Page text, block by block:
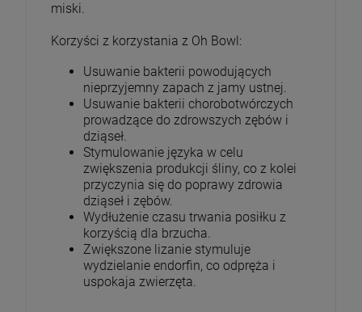
miski.
Korzyści z korzystania z Oh Bowl:
Usuwanie bakterii powodujących
nieprzyjemny zapach z jamy ustnej.
Usuwanie bakterii chorobotwórczych
prowadzące do zdrowszych zębów i
dziąseł.
Stymulowanie języka w celu
zwiększenia produkcji śliny, co z kolei
przyczynia się do poprawy zdrowia
dziąseł i zębów.
Wydłużenie czasu trwania posiłku z
korzyścią dla brzucha.
Zwiększone lizanie stymuluje
wydzielanie endorfin, co odpręża i
uspokaja zwierzęta.